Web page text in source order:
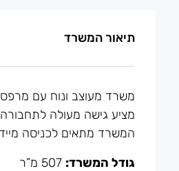
תיאור המשרד
משרד מעוצב ונוח עם מרפסת בגודל 507 מ”ר להשכרה
מציע גישה מעולה
המשרד מתאים לכניסה
גודל המשרד: